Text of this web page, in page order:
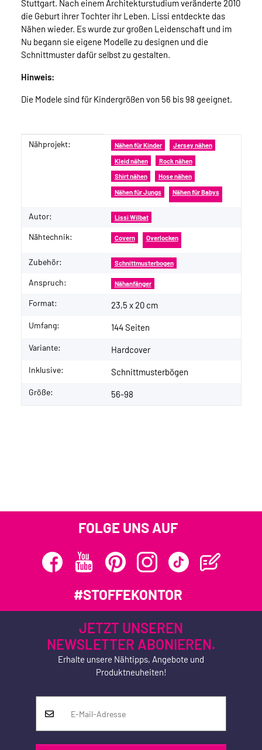
Stuttgart. Nach einem Architekturstudium veränderte 2010
die Geburt ihrer Tochter ihr Leben. Lissi entdeckte das
Nähen wieder. Es wurde zur großen Leidenschaft und im
Nu begann sie eigene Modelle zu designen und die
Schnittmuster dafür selbst zu gestalten.
Hinweis:
Die Modele sind für Kindergrößen von 56 bis 98 geeignet.
Produkteigenschaft
Wert
Nähprojekt: Nähen für Kinder Jersey nähen
Kleid nähen Rock nähen
Shirt nähen Hose nähen
Nähen für Jungs Nähen für Babys
Autor: Lissi Wilbat
Nähtechnik: Covern Overlocken
Zubehör: Schnittmusterbogen
Anspruch: Nähanfänger
Format: 23,5 x 20 cm
Umfang: 144 Seiten
Variante: Hardcover
Inklusive: Schnittmusterbögen
Größe: 56-98
FOLGE UNS AUF
#STOFFEKONTOR
JETZT UNSEREN
NEWSLETTER ABONIEREN.
Erhalte unsere Nähtipps, Angebote und
Produktneuheiten!